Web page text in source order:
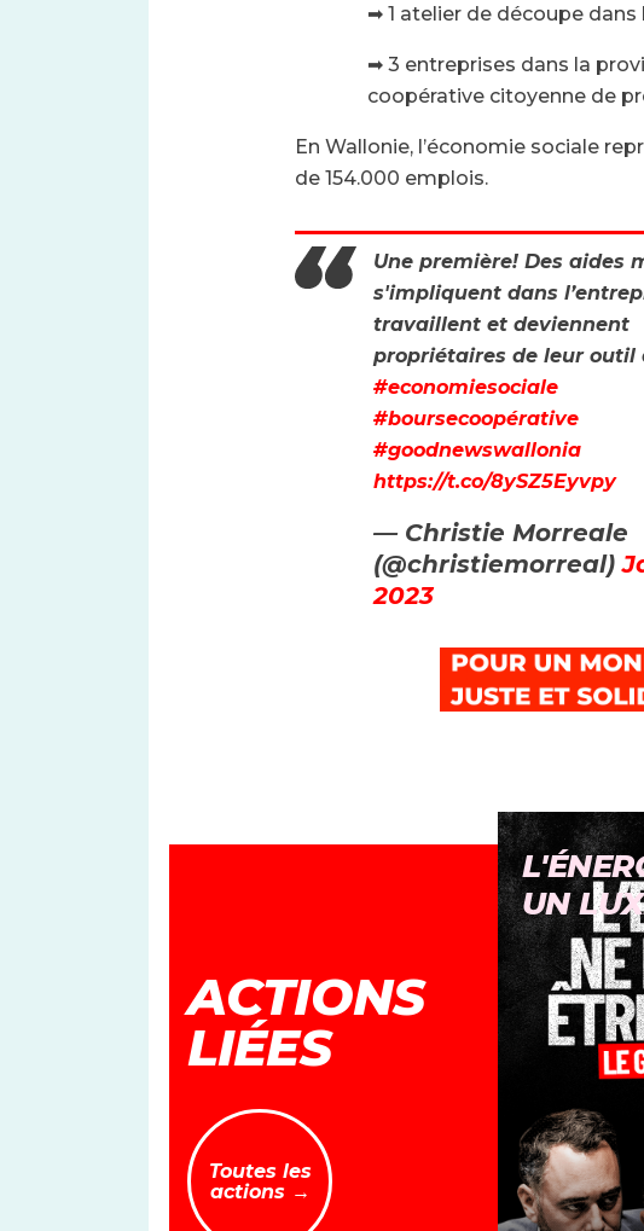
➡ 1 atelier de découpe
➡ 3 entreprises dans la
coopérative citoyenne de
En Wallonie, l’économie sociale
de 154.000 emplois.
Une première! Des aides
s'impliquent dans
travaillent et deviennent
propriétaires de leur outil
#economiesociale
#boursecoopérative
#goodnewswallonia
https://t.co/8ySZ5Eyvpy
— Christie Morreale
(@christiemorreal)
2023
ACTIONS
LIÉES
Toutes les
actions →
UN